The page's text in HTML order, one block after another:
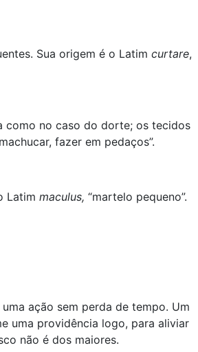
Sua origem é o Latim curtare,
como no caso do dorte; os tecidos
fazer em pedaços”.
Latim maculus, “martelo pequeno”.
ação sem perda de tempo. Um
uma providência logo, para aliviar
não é dos maiores.